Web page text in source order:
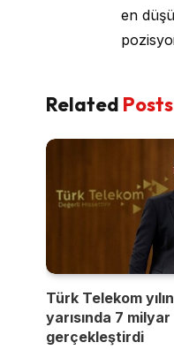
en
Related Posts
Türk Telekom
yarısında 7 milyar
gerçekleştirdi